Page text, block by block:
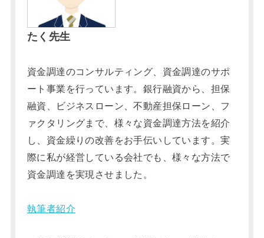
たく先生
資金調達のコンサルティング、資金調達のサポ
ート事業を行っています。銀行融資から、担保
融資、ビジネスローン、不動産担保ローン、フ
ァクタリングまで、様々な資金調達方法を紹介
し、資金繰りの改善をお手伝いしています。実
際に私が経営している会社でも、様々な方法で
資金調達を実現させました。
執筆者紹介